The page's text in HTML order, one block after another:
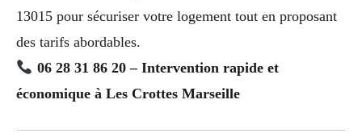
13015 pour sécuriser votre logement tout en proposant
des tarifs abordables.
06 28 31 86 20 – Intervention rapide et
économique à Les Crottes Marseille